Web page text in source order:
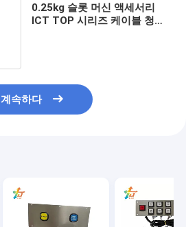
0.25kg 슬롯 머신 액세서리
ICT TOP 시리즈 케이블 청구
계속하다